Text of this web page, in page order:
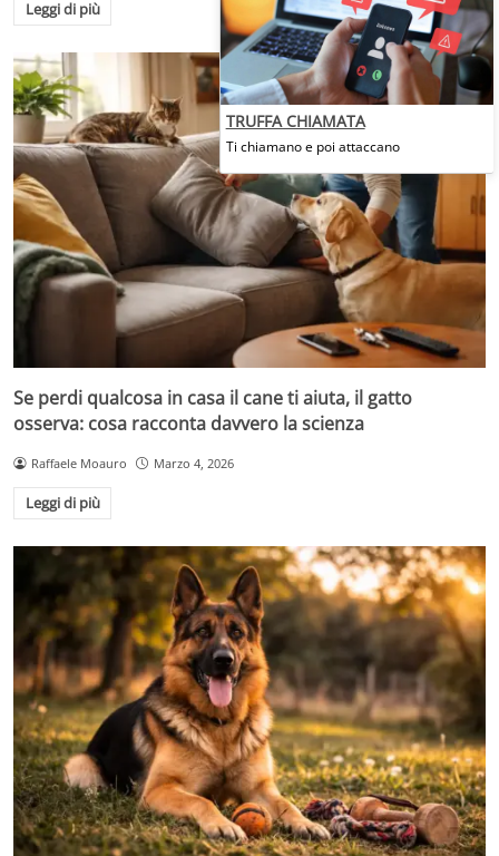
Leggi di più
Se perdi qualcosa in casa il cane ti aiuta, il gatto
osserva: cosa racconta davvero la scienza
Raffaele Moauro Marzo 4, 2026
Leggi di più
TRUFFA CHIAMATA
Ti chiamano e poi attaccano